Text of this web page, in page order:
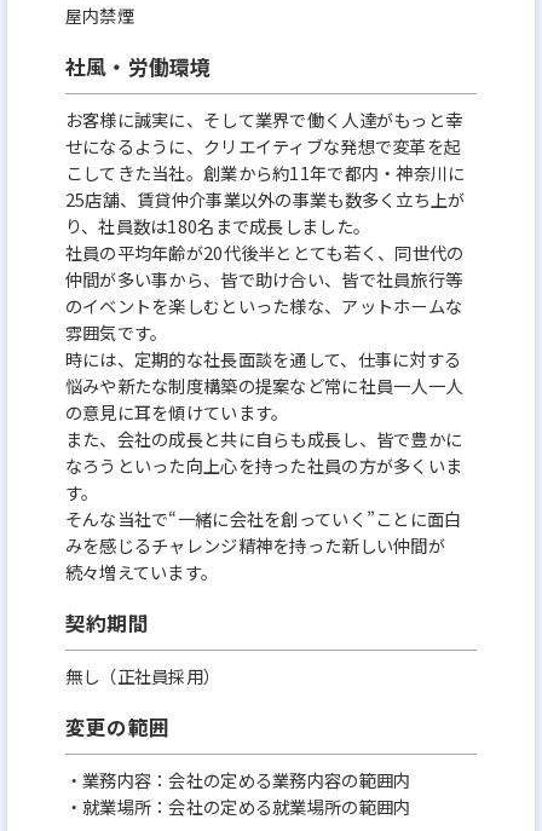
屋内禁煙
社風・労働環境
お客様に誠実に、そして業界で働く人達がもっと幸
せになるように、クリエイティブな発想で変革を起
こしてきた当社。創業から約11年で都内・神奈川に
25店舗、賃貸仲介事業以外の事業も数多く立ち上が
り、社員数は180名まで成長しました。
社員の平均年齢が20代後半ととても若く、同世代の
仲間が多い事から、皆で助け合い、皆で社員旅行等
のイベントを楽しむといった様な、アットホームな
雰囲気です。
時には、定期的な社長面談を通して、仕事に対する
悩みや新たな制度構築の提案など常に社員一人一人
の意見に耳を傾けています。
また、会社の成長と共に自らも成長し、皆で豊かに
なろうといった向上心を持った社員の方が多くいま
す。
そんな当社で“一緒に会社を創っていく”ことに面白
みを感じるチャレンジ精神を持った新しい仲間が
続々増えています。
契約期間
無し（正社員採用）
変更の範囲
・業務内容：会社の定める業務内容の範囲内
・就業場所：会社の定める就業場所の範囲内